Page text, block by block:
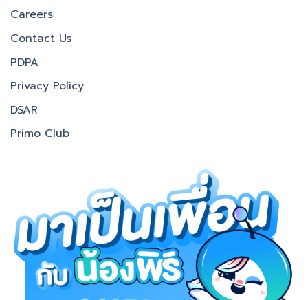
Careers
Contact Us
PDPA
Privacy Policy
DSAR
Primo Club